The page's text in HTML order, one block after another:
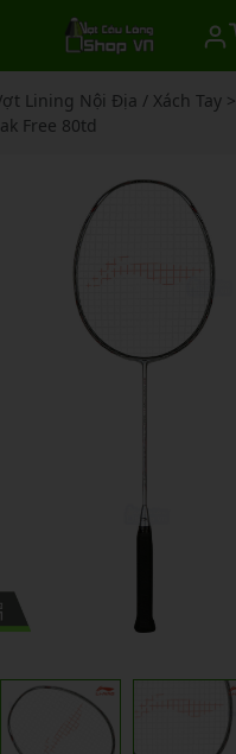
Lining Nội Địa / Xách Tay>
Free 80td